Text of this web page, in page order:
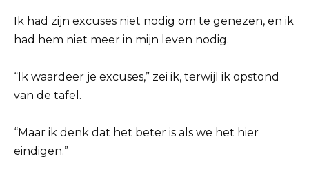
Ik had zijn excuses niet nodig om te genezen, en ik
had hem niet meer in mijn leven nodig.
“Ik waardeer je excuses,” zei ik, terwijl ik opstond
van de tafel.
“Maar ik denk dat het beter is als we het hier
eindigen.”